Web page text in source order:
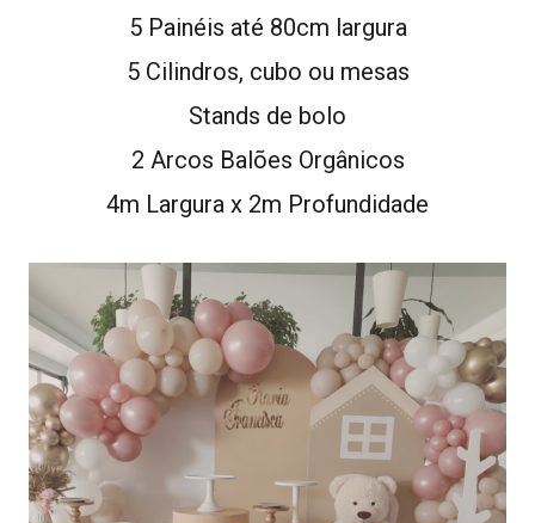
5 Painéis até 80cm largura
5 Cilindros, cubo ou mesas
Stands de bolo
2 Arcos Balões Orgânicos
4m Largura x 2m Profundidade